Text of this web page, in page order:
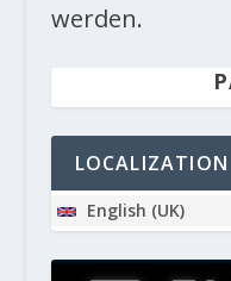
werden.
LOCALIZATION
English (UK)